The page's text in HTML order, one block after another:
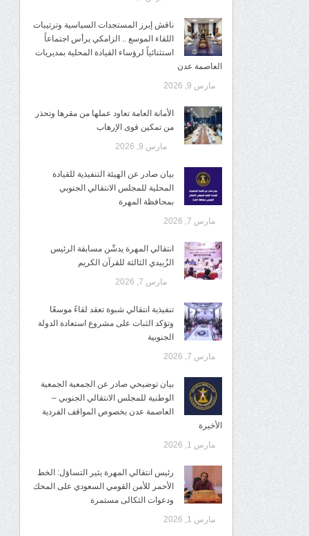
ناقش إبرز المستجدات السياسية وترتيبات
اللقاء الموسع .. الزامكي يرأس اجتماعاً
استثنائياً لرؤساء القيادة المحلية بمديريات
العاصمة عدن
مارس 9, 2026
الأمانة العامة تعاود عملها من مقرها وتحذر
من تمكين قوى الإرهاب
مارس 9, 2026
بيان صادر عن الهيئة التنفيذية للقيادة
المحلية للمجلس الانتقالي الجنوبي
بمحافظة المهرة
مارس 7, 2026
انتقالي المهرة يدشّن مسابقة الرئيس
الزُبيدي الثالثة للقرآن الكريم
مارس 7, 2026
تنفيذية انتقالي شبوة تعقد لقاءً موسعًا
وتؤكد الثبات على مشروع استعادة الدولة
الجنوبية
مارس 7, 2026
بيان توضيحي صادر عن الجمعية الجمعية
الوطنية للمجلس الانتقالي الجنوبي –
العاصمة عدن بخصوص المواقف الفردية
الأخيرة
مارس 1, 2026
رئيس انتقالي المهرة يثير التساؤل: الخط
الأحمر للأمن القومي السعودي على المحك
ودعوات الثكالى مستمرة
مارس 1, 2026